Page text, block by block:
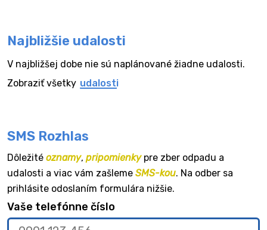
Najbližšie udalosti
V najbližšej dobe nie sú naplánované žiadne udalosti.
Zobraziť všetky udalosti
SMS Rozhlas
Dôležité oznamy, pripomienkypre zber odpadu a
udalosti a viac vám zašleme SMS-kou. Na odber sa
prihlásite odoslaním formulára nižšie.
Vaše telefónne číslo